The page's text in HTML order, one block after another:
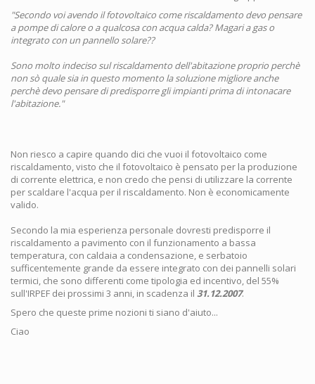
"Secondo voi avendo il fotovoltaico come riscaldamento devo pensare
a pompe di calore o a qualcosa con acqua calda? Magari a gas o
integrato con un pannello solare??
Sono molto indeciso sul riscaldamento dell'abitazione proprio perchè
non sò quale sia in questo momento la soluzione migliore anche
perchè devo pensare di predisporre gli impianti prima di intonacare
l'abitazione."
Non riesco a capire quando dici che vuoi il fotovoltaico come
riscaldamento, visto che il fotovoltaico è pensato per la produzione
di corrente elettrica, e non credo che pensi di utilizzare la corrente
per scaldare l'acqua per il riscaldamento. Non è economicamente
valido.
Secondo la mia esperienza personale dovresti predisporre il
riscaldamento a pavimento con il funzionamento a bassa
temperatura, con caldaia a condensazione, e serbatoio
sufficentemente grande da essere integrato con dei pannelli solari
termici, che sono differenti come tipologia ed incentivo, del 55%
sull'IRPEF dei prossimi 3 anni, in scadenza il 31.12.2007.
Spero che queste prime nozioni ti siano d'aiuto...
Ciao